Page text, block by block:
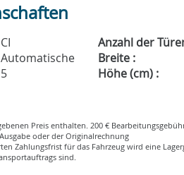
CI Anzahl der
Automatische Breite :
5 Höhe (cm) :
Preis enthalten. 200 €
oder der Originalrechnung
Zahlungsfrist für das Fahrzeug wird eine
sind.